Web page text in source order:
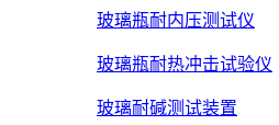
玻璃瓶耐内压测试仪
玻璃瓶耐热冲击试验仪
玻璃耐碱测试装置